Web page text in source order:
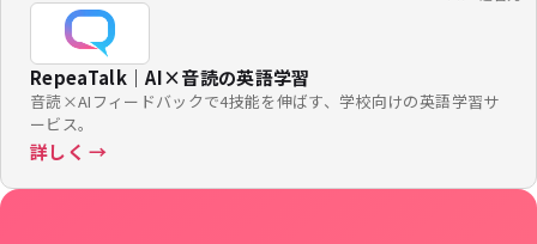
RepeaTalk｜AI×音読の英語学習
音読×AIフィードバックで4技能を伸ばす、学校向けの英語学習サ
ービス。
詳しく →